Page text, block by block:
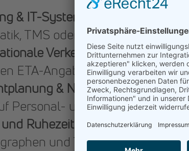
& IT-Systeme:
TMS oder Temperatur-
Verkehre:abweichende
ETA-Angaben oder Slot-
& Nachtexpress:die
Personal- und
Ruhezeiten:die Umstellung
und Tourenplanung